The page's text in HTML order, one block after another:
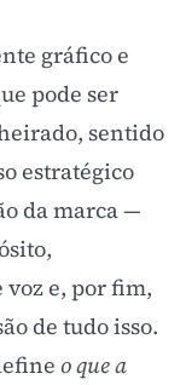
gráfico e
pode ser
sentido
estratégico
da marca —
voze, por fim,
de tudo isso.
o que a